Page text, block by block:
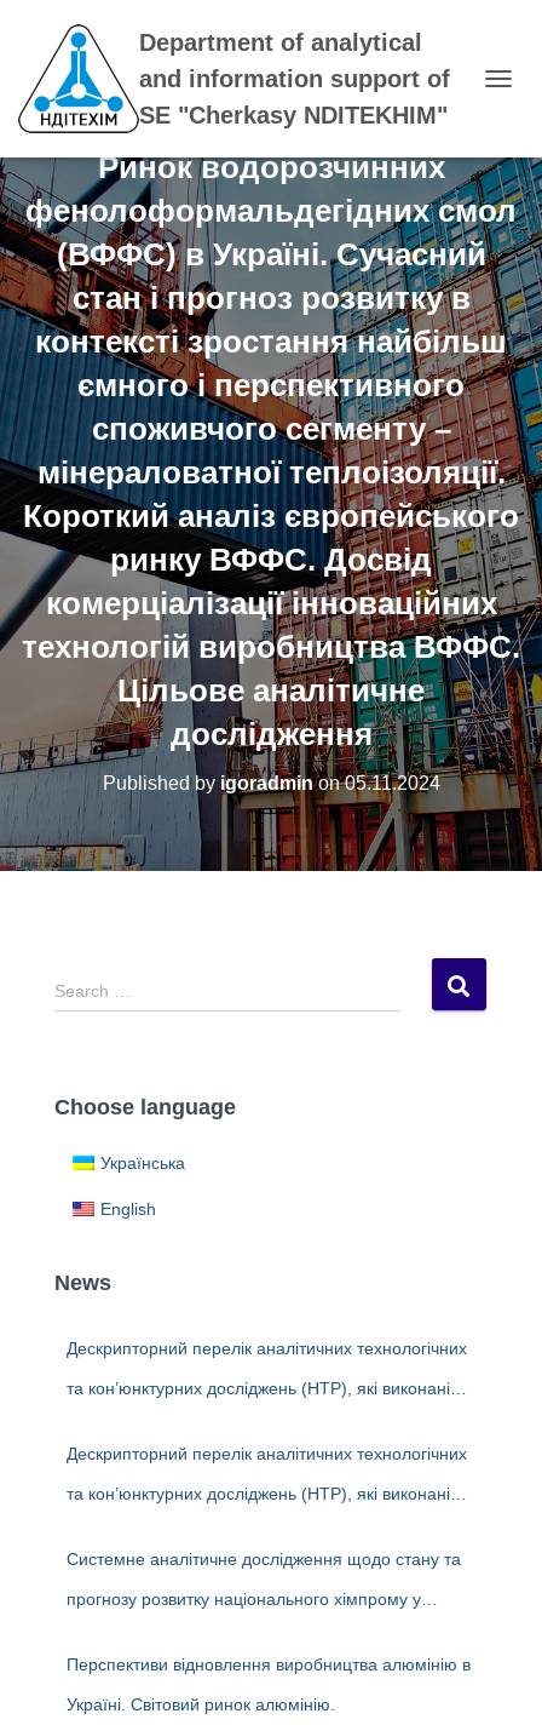
Department of analytical
and information support of
SE "Cherkasy NDITEKHIM"
G
L
E
N
A
V
I
G
A
T
O
N
Ринок водорозчинних
фенолоформальдегідних смол
(ВФФС) в Україні. Сучасний
стан і прогноз розвитку в
контексті зростання найбільш
ємного і перспективного
споживчого сегменту –
мінераловатної теплоізоляції.
Короткий аналіз європейського
ринку ВФФС. Досвід
комерціалізації інноваційних
технологій виробництва ВФФС.
Цільове аналітичне
дослідження
Published by igoradminon05.11.2024
S
e
h
Search …
Choose language
Українська
English
News
Дескрипторний перелік аналітичних технологічних
та кон’юнктурних досліджень (НТР), які виконані
2026 рр.
Дескрипторний перелік аналітичних технологічних
та кон’юнктурних досліджень (НТР), які виконані
Системне аналітичне дослідження щодо стану та
прогнозу розвитку національного хімпрому у
Перспективи відновлення виробництва алюмінію в
Україні. Світовий ринок алюмінію.